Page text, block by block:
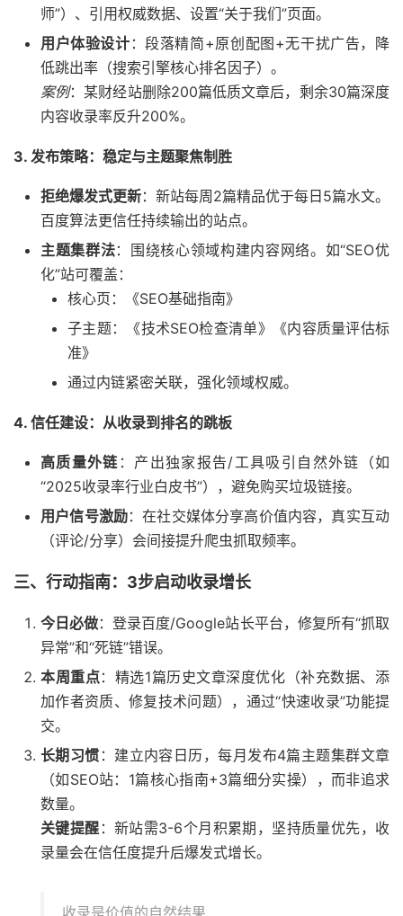
师”）、引用权威数据、设置“关于我们”页面。
用户体验设计 ：段落精简+原创配图+无干扰广告，降
低跳出率（搜索引擎核心排名因子）。
案例：某财经站删除200篇低质文章后，剩余30篇深度
内容收录率反升200%。
3. 发布策略：稳定与主题聚焦制胜
拒绝爆发式更新：新站每周2篇精品优于每日5篇水文。
百度算法更信任持续输出的站点。
主题集群法：围绕核心领域构建内容网络。如“SEO优
化”站可覆盖：
核心页：《SEO基础指南》
子主题：《技术SEO检查清单》《内容质量评估标
准》
通过内链紧密关联，强化领域权威。
4. 信任建设：从收录到排名的跳板
高质量外链 ：产出独家报告/工具吸引自然外链（如
“2025收录率行业白皮书”），避免购买垃圾链接。
用户信号激励：在社交媒体分享高价值内容，真实互动
（评论/分享）会间接提升爬虫抓取频率。
三、行动指南：3步启动收录增长
今日必做：登录百度/Google站长平台，修复所有“抓取
异常”和“死链”错误。
本周重点：精选1篇历史文章深度优化（补充数据、添
加作者资质、修复技术问题），通过“快速收录”功能提
交。
长期习惯 ：建立内容日历，每月发布4篇主题集群文章
（如SEO站：1篇核心指南+3篇细分实操），而非追求
数量。
关键提醒 ：新站需3-6个月积累期，坚持质量优先，收
录量会在信任度提升后爆发式增长。